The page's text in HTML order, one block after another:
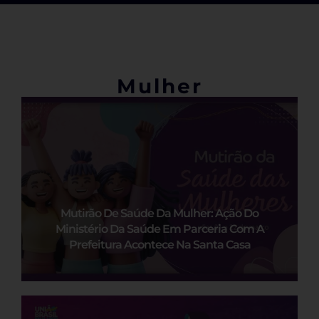
Mulher
Mutirão De Saúde Da Mulher: Ação Do
Ministério Da Saúde Em Parceria Com A
Prefeitura Acontece Na Santa Casa